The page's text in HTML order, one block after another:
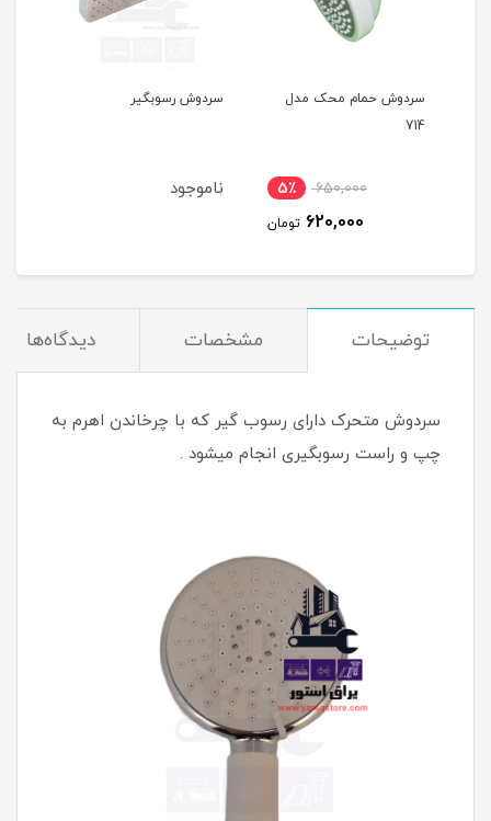
سردوش حمام محک مدل
714
650,000 5٪
620,000 تومان
سردوش رسوبگیر
ناموجود
توضیحات مشخصات دیدگاه‌ها
سردوش متحرک دارای رسوب گیر که با چرخاندن اهرم به
چپ و راست رسوبگیری انجام میشود .